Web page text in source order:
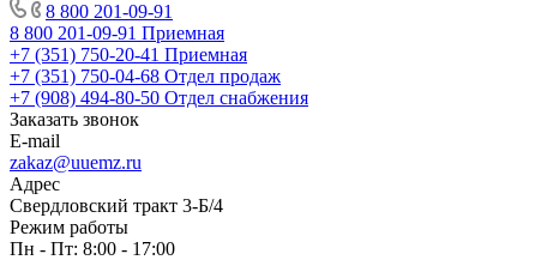
8 800 201-09-91
8 800 201-09-91 Приемная
+7 (351) 750-20-41 Приемная
+7 (351) 750-04-68 Отдел продаж
+7 (908) 494-80-50 Отдел снабжения
Заказать звонок
E-mail
zakaz@uuemz.ru
Адрес
Свердловский тракт 3-Б/4
Режим работы
Пн - Пт: 8:00 - 17:00